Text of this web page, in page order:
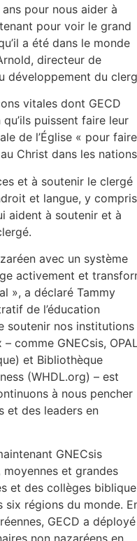
pour nous aider à
pour voir le grand
a été dans le monde
directeur de
développement du
vitales dont GECD
puissent faire leur
de l’Église « pour faire
Christ dans les
et à soutenir le clergé
et langue, y compris
aident à soutenir et à
avec un système
activement et
», a déclaré Tammy
de l’éducation
soutenir nos institutions
comme GNECsis,
et Bibliothèque
(WHDL.org) – est
à nous pencher
et des leaders en
GNECsis
et grandes
et des collèges
six régions du monde.
GECD a